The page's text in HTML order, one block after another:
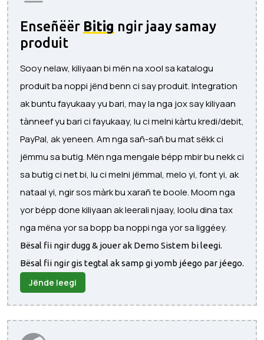
Enseñëër Bitig ngir jaay samay
produit
Sooy nelaw, kiliyaan bi mën na xool sa katalogu
produit ba noppi jënd benn ci say produit. Integration
ak buntu fayukaay yu bari, may la nga jox say kiliyaan
tànneef yu bari ci fayukaay, lu ci melni kàrtu kredi/debit,
PayPal, ak yeneen. Am nga sañ-sañ bu mat sëkk ci
jëmmu sa butig. Mën nga mengale bépp mbir bu nekk ci
sa butig ci net bi, lu ci melni jëmmal, melo yi, font yi, ak
nataal yi, ngir sos màrk bu xarañ te boole. Moom nga
yor bépp done kiliyaan ak leerali njaay, loolu dina tax
nga mëna yor sa bopp ba noppi nga yor sa liggéey.
Bësal fii ngir dugg & jouer ak Demo Sistem bi leegi.
Bësal fii ngir gis tegtal ak samp gi yomb jéego par jéego.
Jënde leegi